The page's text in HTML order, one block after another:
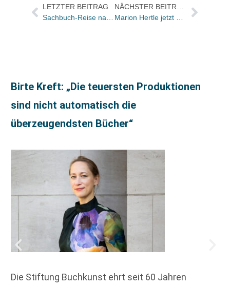
LETZTER BEITRAG
Birte Kreft: „Die teuersten Produktionen
sind nicht automatisch die
überzeugendsten Bücher“
Die Stiftung Buchkunst ehrt seit 60 Jahren